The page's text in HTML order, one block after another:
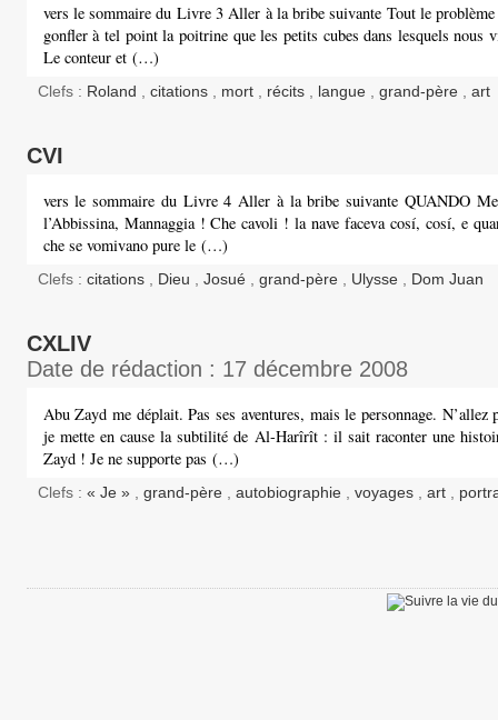
vers le sommaire du Livre 3 Aller à la bribe suivante Tout le
gonfler à tel point la poitrine que les petits cubes dans lesquels nous
Le conteur et (…)
Clefs : Roland citations mort récits langue grand-père art
CVI
vers le sommaire du Livre 4 Aller à la bribe suivante QUANDO
l’Abbissina, Mannaggia ! Che cavoli ! la nave faceva cosí, cosí, e
che se vomivano pure le (…)
Clefs : citations Dieu Josué grand-père Ulysse Dom Juan
CXLIV
Date de rédaction : 17 décembre 2008
Abu Zayd me déplait. Pas ses aventures, mais le personnage. N’allez
je mette en cause la subtilité de Al-Harîrît : il sait raconter une
Zayd ! Je ne supporte pas (…)
Clefs : « Je » grand-père autobiographie voyages art